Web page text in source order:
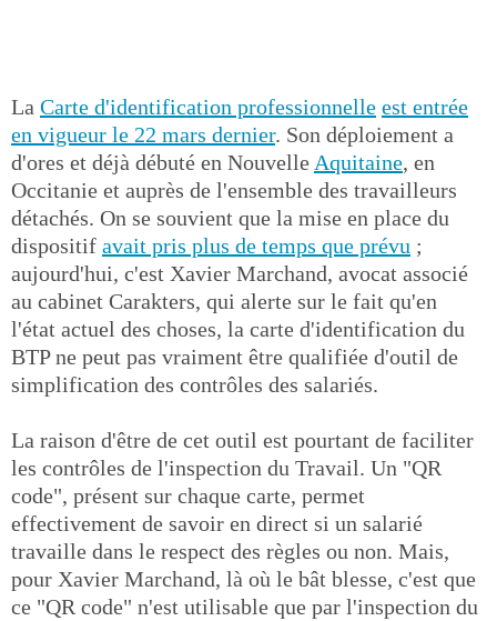
La Carte d'identification professionnelle est entrée
en vigueur le 22 mars dernier. Son déploiement a
d'ores et déjà débuté en Nouvelle Aquitaine, en
Occitanie et auprès de l'ensemble des travailleurs
détachés. On se souvient que la mise en place du
dispositif avait pris plus de temps que prévu ;
aujourd'hui, c'est Xavier Marchand, avocat associé
au cabinet Carakters, qui alerte sur le fait qu'en
l'état actuel des choses, la carte d'identification du
BTP ne peut pas vraiment être qualifiée d'outil de
simplification des contrôles des salariés.
La raison d'être de cet outil est pourtant de faciliter
les contrôles de l'inspection du Travail. Un "QR
code", présent sur chaque carte, permet
effectivement de savoir en direct si un salarié
travaille dans le respect des règles ou non. Mais,
pour Xavier Marchand, là où le bât blesse, c'est que
ce "QR code" n'est utilisable que par l'inspection du